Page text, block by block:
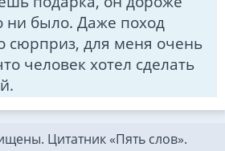
ни было. Даже поход
сюрприз, для меня очень
человек хотел сделать
Цитатник «Пять слов».